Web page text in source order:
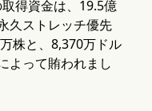
得資金は、19.5億
久ストレッチ優先
株と、8,370万ドル
よって賄われまし